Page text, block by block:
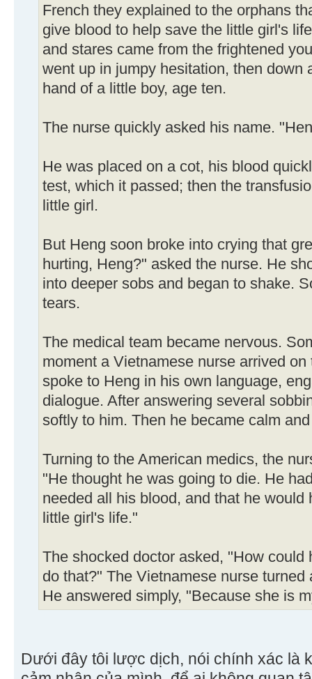
French they explained to the orphans
give blood to help save the little girl's
and stares came from the frightened
went up in jumpy hesitation, then down
hand of a little boy, age ten.
The nurse quickly asked his name.
He was placed on a cot, his blood
test, which it passed; then the
little girl.
But Heng soon broke into crying that
hurting, Heng?" asked the nurse. He
into deeper sobs and began to shake.
tears.
The medical team became nervous.
moment a Vietnamese nurse arrived
spoke to Heng in his own language,
dialogue. After answering several
softly to him. Then he became calm
Turning to the American medics, the
"He thought he was going to die. He
needed all his blood, and that he would
little girl's life."
The shocked doctor asked, "How could
do that?" The Vietnamese nurse
He answered simply, "Because she is
Dưới đây tôi lược dịch, nói chính xác là